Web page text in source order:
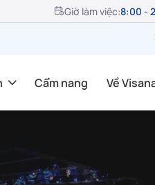
Giờ làm việc:8:00 -
Cẩm nang Về